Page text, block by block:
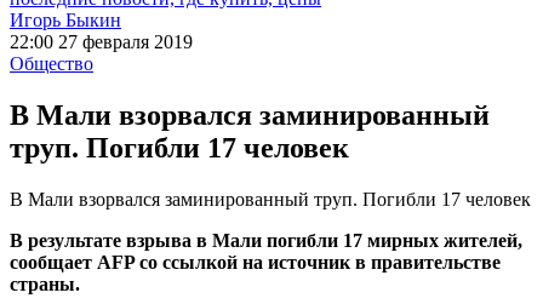
Игорь Быкин
22:00 27 февраля 2019
Общество
В Мали взорвался заминированный
труп. Погибли 17 человек
В Мали взорвался заминированный труп. Погибли 17 человек
В результате взрыва в Мали погибли 17 мирных жителей,
сообщает AFP со ссылкой на источник в правительстве
страны.